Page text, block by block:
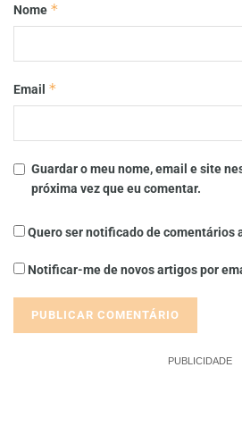
Nome *
Email *
Guardar o meu nome, email e site
próxima vez que eu comentar.
Quero ser notificado de comentários
Notificar-me de novos artigos por
PUBLICIDADE